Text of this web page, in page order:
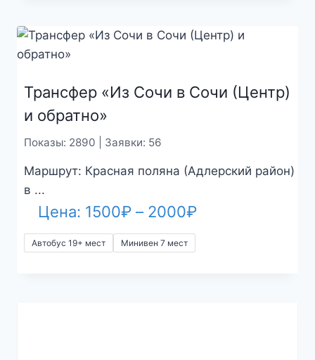
Трансфер «Из Сочи в Сочи (Центр)
и обратно»
Показы: 2890 | Заявки: 56
Маршрут: Красная поляна (Адлерский район)
в ...
Цена: 1500₽ – 2000₽Диапазон
Автобус 19+ мест Минивен 7 мест